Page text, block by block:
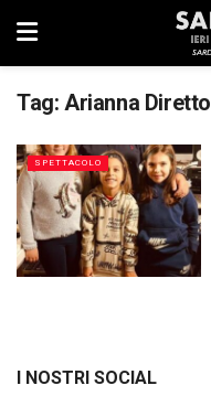
Tag: Arianna Diretto
SPETTACOLO
I NOSTRI SOCIAL